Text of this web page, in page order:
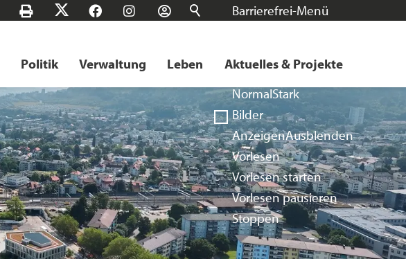
Barrierefrei-Menü
Kontrast
NormalStark
Bilder
AnzeigenAusblenden
Vorlesen
Vorlesen starten
Vorlesen pausieren
Stoppen
KontaktDrucken FacebookInstagram
Login
Politik Verwaltung Leben Aktuelles & Projekte